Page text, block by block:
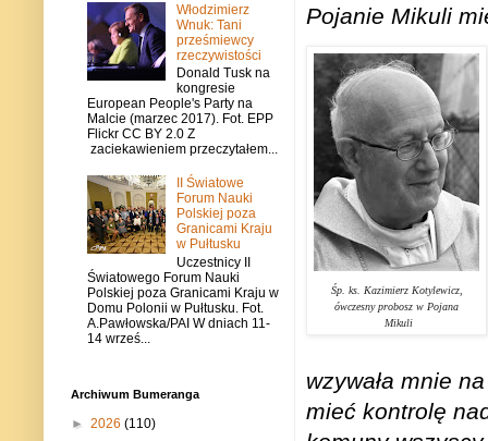
Pojanie Mikuli
Śp. ks. Kazimierz Kotylewicz,
ówczesny probosz w Pojana
Mikuli
wzywała mnie
mieć kontrolę
Włodzimierz
Wnuk: Tani
prześmiewcy
rzeczywistości
Donald Tusk na
kongresie
European People's Party na
Malcie (marzec 2017). Fot. EPP
Flickr CC BY 2.0 Z
zaciekawieniem przeczytałem...
II Światowe
Forum Nauki
Polskiej poza
Granicami Kraju
w Pułtusku
Uczestnicy II
Światowego Forum Nauki
Polskiej poza Granicami Kraju w
Domu Polonii w Pułtusku. Fot.
A.Pawłowska/PAI W dniach 11-
14 wrześ...
Archiwum Bumeranga
► 2026 (110)